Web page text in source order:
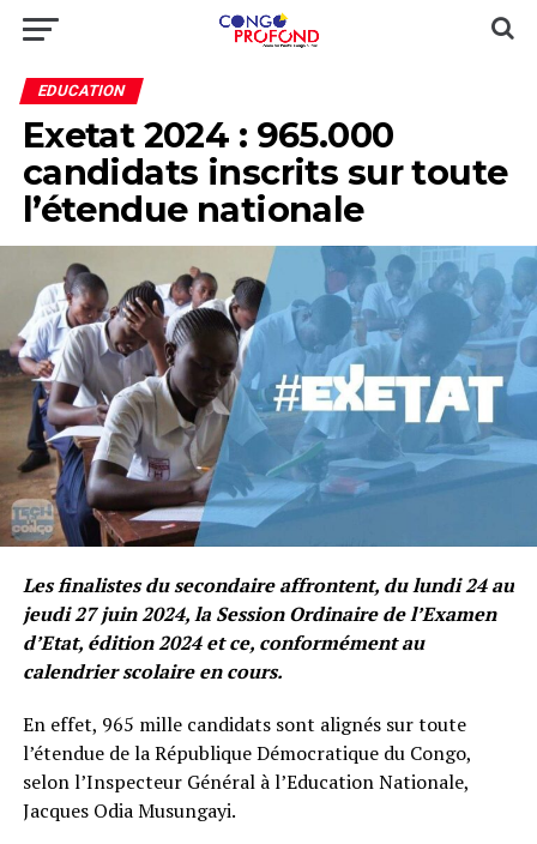
EDUCATION
Exetat 2024 : 965.000
candidats inscrits sur toute
l’étendue nationale
Les finalistes du secondaire affrontent, du lundi 24 au
jeudi 27 juin 2024, la Session Ordinaire de l’Examen
d’Etat, édition 2024 et ce, conformément au
calendrier scolaire en cours.
En effet, 965 mille candidats sont alignés sur toute
l’étendue de la République Démocratique du Congo,
selon l’Inspecteur Général à l’Education Nationale,
Jacques Odia Musungayi.